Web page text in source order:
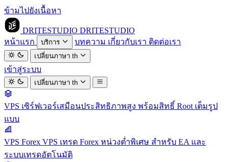
ข้ามไปยังเนื้อหา
DRITESTUDIO DRITESTUDIO
หน้าแรก
บริการ บทความ เกี่ยวกับเรา ติดต่อเรา
เปลี่ยนภาษาth
เข้าสู่ระบบ
เปลี่ยนภาษาth
VPS เซิร์ฟเวอร์เสมือนประสิทธิภาพสูง พร้อมสิทธิ์ Root เต็มรูป
แบบ
VPS Forex VPS เทรด Forex หน่วงต่ำพิเศษ สำหรับ EA และ
ระบบเทรดอัตโนมัติ